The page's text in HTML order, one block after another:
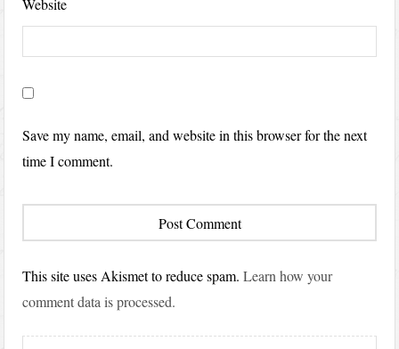
Save my name, email, and website in this browser for the next
time I comment.
This site uses Akismet to reduce spam.Learn how your
comment data is processed.